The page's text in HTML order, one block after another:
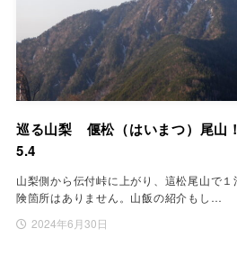
巡る山梨 偃松（はいまつ）尾山
5.4
山梨側から伝付峠に上がり、這松尾山で
険箇所はありません。山飯の紹介もし…
2024年6月30日